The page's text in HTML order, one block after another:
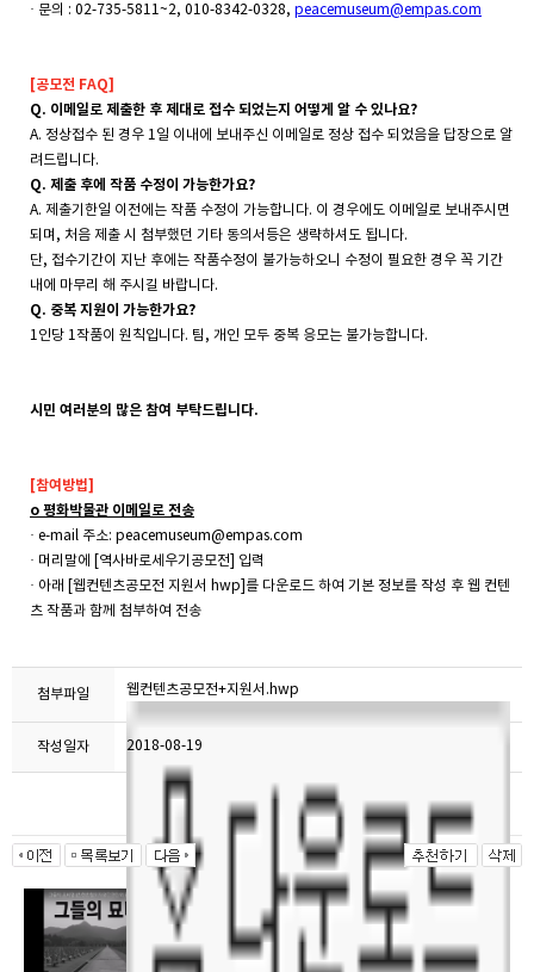
· 문의 : 02-735-5811~2, 010-8342-0328, peacemuseum@empas.com
[공모전 FAQ]
Q. 이메일로 제출한 후 제대로 접수 되었는지 어떻게 알 수 있나요?
A. 정상접수 된 경우 1일 이내에 보내주신 이메일로 정상 접수 되었음을 답장으로 알
려드립니다.
Q. 제출 후에 작품 수정이 가능한가요?
A. 제출기한일 이전에는 작품 수정이 가능합니다. 이 경우에도 이메일로 보내주시면
되며 , 처음 제출 시 첨부했던 기타 동의서등은 생략하셔도 됩니다.
단, 접수기간이 지난 후에는 작품수정이 불가능하오니 수정이 필요한 경우 꼭 기간
내에 마무리 해 주시길 바랍니다.
Q. 중복 지원이 가능한가요?
1인당 1작품이 원칙입니다. 팀, 개인 모두 중복 응모는 불가능합니다.
시민 여러분의 많은 참여 부탁드립니다.
[참여방법]
o 평화박물관 이메일로 전송
· e-mail 주소: peacemuseum@empas.com
· 머리말에 [역사바로세우기공모전] 입력
· 아래 [웹컨텐츠공모전 지원서 hwp]를 다운로드 하여 기본 정보를 작성 후 웹 컨텐
츠 작품과 함께 첨부하여 전송
첨부파일 웹컨텐츠공모전+지원서.hwp
작성일자 2018-08-19